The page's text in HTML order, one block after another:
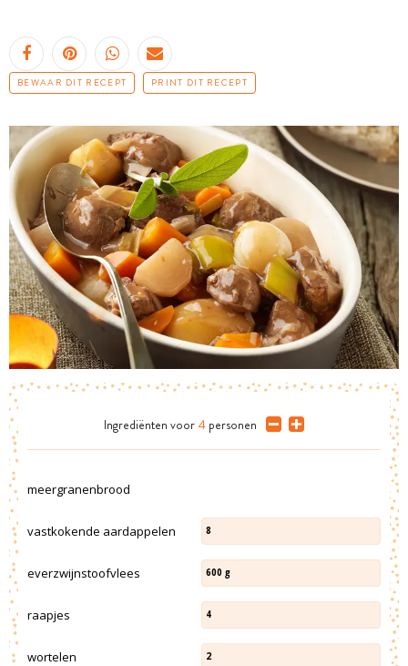
BEWAAR DIT RECEPT PRINT DIT RECEPT
Ingrediënten voor 4 personen
meergranenbrood
vastkokende aardappelen 8
everzwijnstoofvlees 600 g
raapjes 4
wortelen 2